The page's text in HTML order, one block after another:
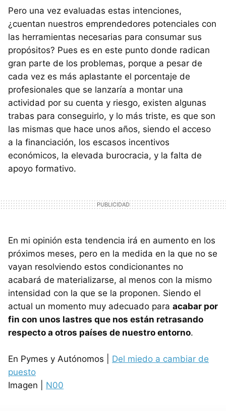
Pero una vez evaluadas estas intenciones,
¿cuentan nuestros emprendedores potenciales con
las herramientas necesarias para consumar sus
propósitos? Pues es en este punto donde radican
gran parte de los problemas, porque a pesar de
cada vez es más aplastante el porcentaje de
profesionales que se lanzaría a montar una
actividad por su cuenta y riesgo, existen algunas
trabas para conseguirlo, y lo más triste, es que son
las mismas que hace unos años, siendo el acceso
a la financiación, los escasos incentivos
económicos, la elevada burocracia, y la falta de
apoyo formativo.
En mi opinión esta tendencia irá en aumento en los
próximos meses, pero en la medida en la que no se
vayan resolviendo estos condicionantes no
acabará de materializarse, al menos con la mismo
intensidad con la que se la proponen. Siendo el
actual un momento muy adecuado para acabar por
fin con unos lastres que nos están retrasando
respecto a otros países de nuestro entorno.
En Pymes y Autónomos | Del miedo a cambiar de
puesto
Imagen | N00